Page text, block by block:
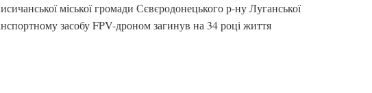
міської громади Сєвєродонецького р-ну Луганської
засобу FPV-дроном загинув на 34 році життя